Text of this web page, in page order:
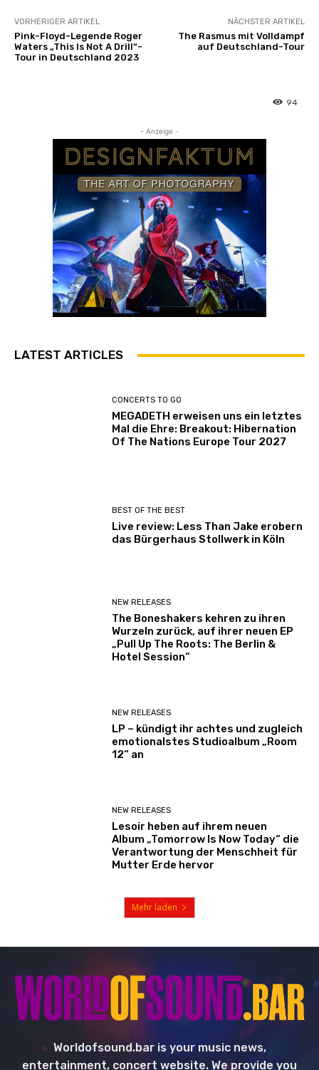
VORHERIGER ARTIKEL
Pink-Floyd-Legende Roger
Waters „This Is Not A Drill“-
Tour in Deutschland 2023
NÄCHSTER ARTIKEL
The Rasmus mit Volldampf
auf Deutschland-Tour
94
- Anzeige -
LATEST ARTICLES
CONCERTS TO GO
MEGADETH erweisen uns ein letztes
Mal die Ehre: Breakout: Hibernation
Of The Nations Europe Tour 2027
BEST OF THE BEST
Live review: Less Than Jake erobern
das Bürgerhaus Stollwerk in Köln
NEW RELEASES
The Boneshakers kehren zu ihren
Wurzeln zurück, auf ihrer neuen EP
„Pull Up The Roots: The Berlin &
Hotel Session“
NEW RELEASES
LP – kündigt ihr achtes und zugleich
emotionalstes Studioalbum „Room
12“ an
NEW RELEASES
Lesoir heben auf ihrem neuen
Album „Tomorrow Is Now Today“ die
Verantwortung der Menschheit für
Mutter Erde hervor
Mehr laden
Worldofsound.bar is your music news,
entertainment, concert website. We provide you